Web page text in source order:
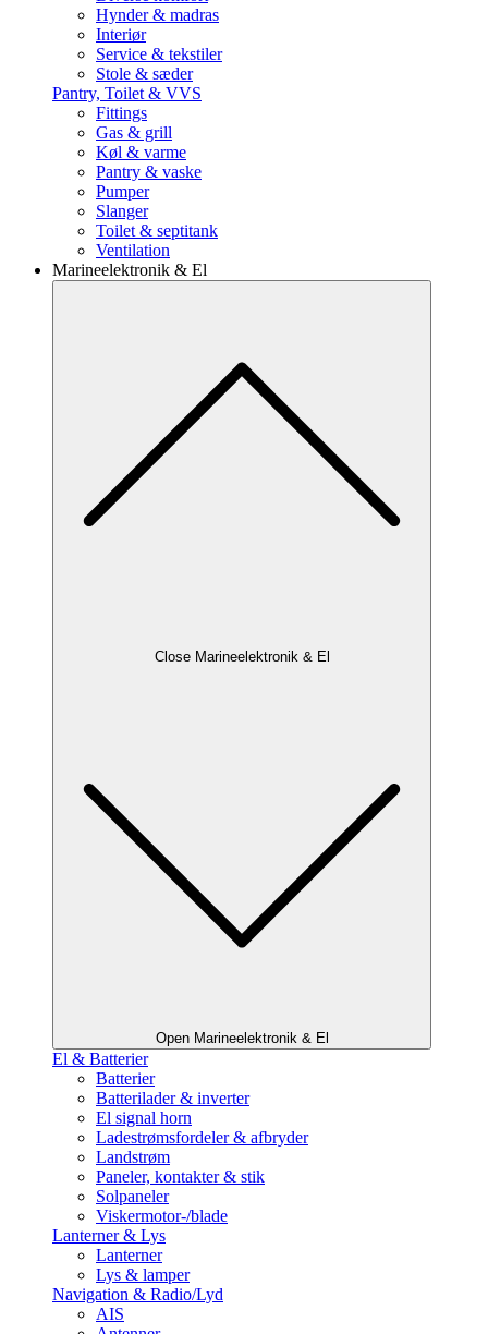
Hynder & madras
Interiør
Service & tekstiler
Stole & sæder
Pantry, Toilet & VVS
Fittings
Gas & grill
Køl & varme
Pantry & vaske
Pumper
Slanger
Toilet & septitank
Ventilation
Marineelektronik & El
Close Marineelektronik & El
Open Marineelektronik & El
El & Batterier
Batterier
Batterilader & inverter
El signal horn
Ladestrømsfordeler & afbryder
Landstrøm
Paneler, kontakter & stik
Solpaneler
Viskermotor-/blade
Lanterner & Lys
Lanterner
Lys & lamper
Navigation & Radio/Lyd
AIS